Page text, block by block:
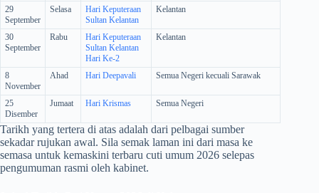
29
September
Selasa
Hari Keputeraan
Sultan Kelantan
Kelantan
30
September
Rabu
Hari Keputeraan
Sultan Kelantan
Hari Ke-2
Kelantan
8
November
Ahad Hari Deepavali Semua Negeri kecuali Sarawak
25
Disember
Jumaat Hari Krismas Semua Negeri
Tarikh yang tertera di atas adalah dari pelbagai sumber
sekadar rujukan awal. Sila semak laman ini dari masa ke
semasa untuk kemaskini terbaru cuti umum 2026 selepas
pengumuman rasmi oleh kabinet.